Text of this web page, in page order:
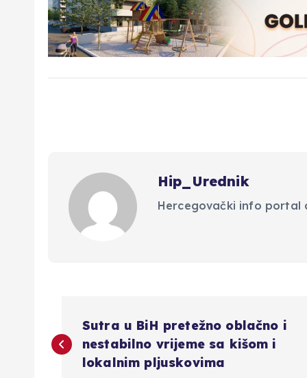
Hip_Urednik
Hercegovački info portal
a
Sutra u BiH pretežno oblačno i
nestabilno vrijeme sa kišom i
lokalnim pljuskovima